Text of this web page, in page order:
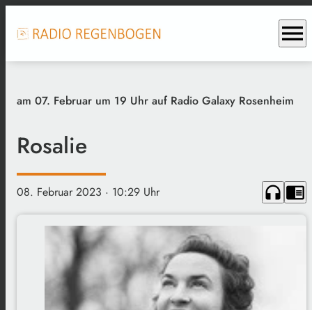
menu
am 07. Februar um 19 Uhr auf Radio Galaxy Rosenheim
Rosalie
08. Februar 2023 · 10:29 Uhr headphones chrome_reader_mode